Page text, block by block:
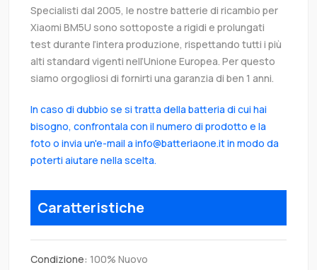
Specialisti dal 2005, le nostre batterie di ricambio per
Xiaomi BM5U sono sottoposte a rigidi e prolungati
test durante l’intera produzione, rispettando tutti i più
alti standard vigenti nell’Unione Europea. Per questo
siamo orgogliosi di fornirti una garanzia di ben 1 anni.
In caso di dubbio se si tratta della batteria di cui hai
bisogno, confrontala con il numero di prodotto e la
foto o invia un'e-mail a info@batteriaone.it in modo da
poterti aiutare nella scelta.
Caratteristiche
Condizione: 100% Nuovo